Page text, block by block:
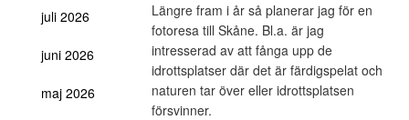
juli 2026
juni 2026
maj 2026
Längre fram i år så planerar jag för en
fotoresa till Skåne. Bl.a. är jag
intresserad av att fånga upp de
idrottsplatser där det är färdigspelat och
naturen tar över eller idrottsplatsen
försvinner.